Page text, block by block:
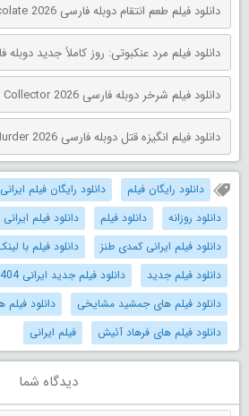
دانلود فیلم طعم انتقام دوبله فارسی One Spoon of Chocolate 2026
دانلود فیلم شرخر دوبله فارسی The Debt Collector 2026
دانلود فیلم انگیزه قتل دوبله فارسی M4M: Motive for Murder 2026
دانلود رایگان فیلم دانلود رایگان فیلم ایرانی
دانلود روزانه
دانلود فیلم دانلود فیلم ایرانی
دانلود فیلم ایرانی کمدی طنز
دانلود فیلم با
دانلود فیلم جدید
دانلود فیلم جدید ایرانی 1404
دانلود فیلم های جمشید مشایخی
دانلود
دانلود فیلم های فرهاد آئیش
فیلم ایرانی
دیدگاه شما